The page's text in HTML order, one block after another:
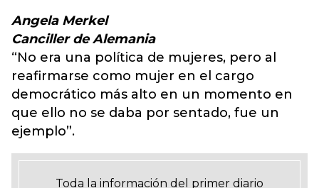
Angela Merkel
Canciller de Alemania
“No era una política de mujeres, pero al
reafirmarse como mujer en el cargo
democrático más alto en un momento en
que ello no se daba por sentado, fue un
ejemplo”.
Toda la información del primer diario